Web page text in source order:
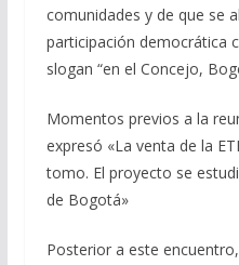
comunidades y de que se
participación democrática
slogan “en el Concejo,
Momentos previos a la
expresó «La venta de la
tomo. El proyecto se
de Bogotá»
Posterior a este